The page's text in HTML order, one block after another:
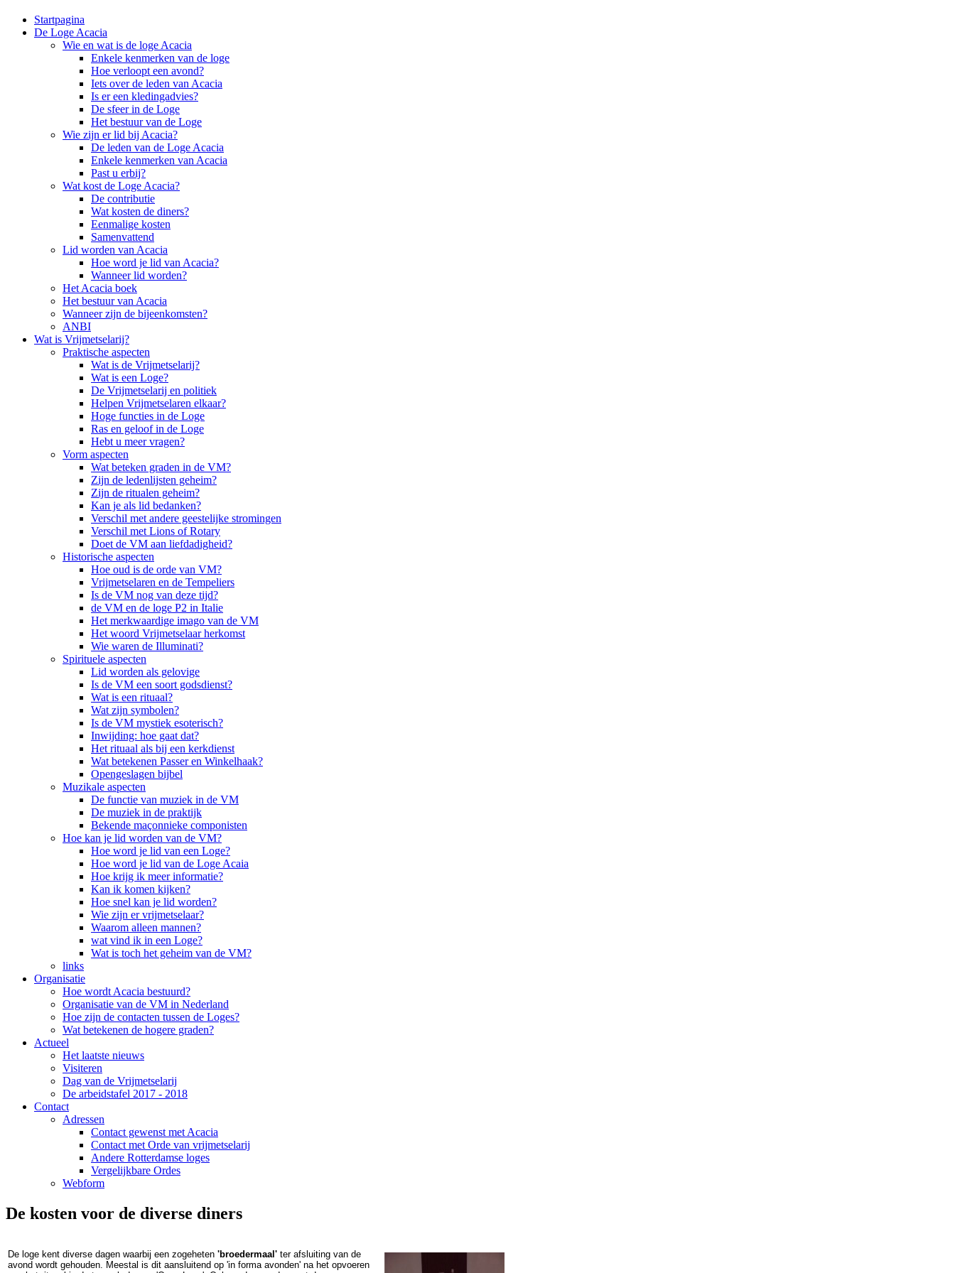
Startpagina
De Loge Acacia
Wie en wat is de loge Acacia
Enkele kenmerken van de loge
Hoe verloopt een avond?
Iets over de leden van Acacia
Is er een kledingadvies?
De sfeer in de Loge
Het bestuur van de Loge
Wie zijn er lid bij Acacia?
De leden van de Loge Acacia
Enkele kenmerken van Acacia
Past u erbij?
Wat kost de Loge Acacia?
De contributie
Wat kosten de diners?
Eenmalige kosten
Samenvattend
Lid worden van Acacia
Hoe word je lid van Acacia?
Wanneer lid worden?
Het Acacia boek
Het bestuur van Acacia
Wanneer zijn de bijeenkomsten?
ANBI
Wat is Vrijmetselarij?
Praktische aspecten
Wat is de Vrijmetselarij?
Wat is een Loge?
De Vrijmetselarij en politiek
Helpen Vrijmetselaren elkaar?
Hoge functies in de Loge
Ras en geloof in de Loge
Hebt u meer vragen?
Vorm aspecten
Wat beteken graden in de VM?
Zijn de ledenlijsten geheim?
Zijn de ritualen geheim?
Kan je als lid bedanken?
Verschil met andere geestelijke stromingen
Verschil met Lions of Rotary
Doet de VM aan liefdadigheid?
Historische aspecten
Hoe oud is de orde van VM?
Vrijmetselaren en de Tempeliers
Is de VM nog van deze tijd?
de VM en de loge P2 in Italie
Het merkwaardige imago van de VM
Het woord Vrijmetselaar herkomst
Wie waren de Illuminati?
Spirituele aspecten
Lid worden als gelovige
Is de VM een soort godsdienst?
Wat is een rituaal?
Wat zijn symbolen?
Is de VM mystiek esoterisch?
Inwijding: hoe gaat dat?
Het rituaal als bij een kerkdienst
Wat betekenen Passer en Winkelhaak?
Opengeslagen bijbel
Muzikale aspecten
De functie van muziek in de VM
De muziek in de praktijk
Bekende maçonnieke componisten
Hoe kan je lid worden van de VM?
Hoe word je lid van een Loge?
Hoe word je lid van de Loge Acaia
Hoe krijg ik meer informatie?
Kan ik komen kijken?
Hoe snel kan je lid worden?
Wie zijn er vrijmetselaar?
Waarom alleen mannen?
wat vind ik in een Loge?
Wat is toch het geheim van de VM?
links
Organisatie
Hoe wordt Acacia bestuurd?
Organisatie van de VM in Nederland
Hoe zijn de contacten tussen de Loges?
Wat betekenen de hogere graden?
Actueel
Het laatste nieuws
Visiteren
Dag van de Vrijmetselarij
De arbeidstafel 2017 - 2018
Contact
Adressen
Contact gewenst met Acacia
Contact met Orde van vrijmetselarij
Andere Rotterdamse loges
Vergelijkbare Ordes
Webform
De kosten voor de diverse diners
De loge kent diverse dagen waarbij een zogeheten 'broedermaal' ter afsluiting van de
avond wordt gehouden. Meestal is dit aansluitend op 'in forma avonden' na het opvoeren